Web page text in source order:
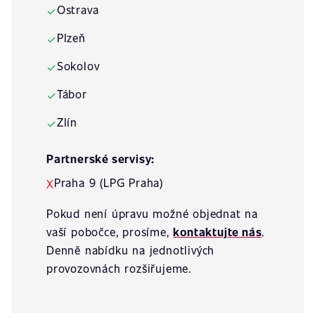
✓Ostrava
✓Plzeň
✓Sokolov
✓Tábor
✓Zlín
Partnerské servisy:
XPraha 9 (LPG Praha)
Pokud není úpravu možné objednat na
vaší pobočce, prosíme,kontaktujte nás.
Denně nabídku na jednotlivých
provozovnách rozšiřujeme.